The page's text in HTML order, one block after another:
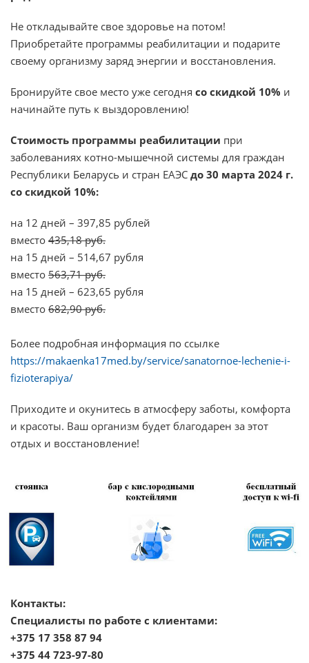
Не откладывайте свое здоровье на потом!
Приобретайте программы реабилитации и подарите
своему организму заряд энергии и восстановления.
Бронируйте свое место уже сегодня со скидкой 10% и
начинайте путь к выздоровлению!
Стоимость программы реабилитации при
заболеваниях котно-мышечной системы для граждан
Республики Беларусь и стран ЕАЭС до 30 марта 2024 г.
со скидкой 10%:
на 12 дней – 397,85 рублей
вместо 435,18 руб.
на 15 дней – 514,67 рубля
вместо 563,71 руб.
на 15 дней – 623,65 рубля
вместо 682,90 руб.
Более подробная информация по ссылке
https://makaenka17med.by/service/sanatornoe-lechenie-i-
fizioterapiya/
Приходите и окунитесь в атмосферу заботы, комфорта
и красоты. Ваш организм будет благодарен за этот
отдых и восстановление!
Контакты:
Специалисты по работе с клиентами:
+375 17 358 87 94
+375 44 723-97-80